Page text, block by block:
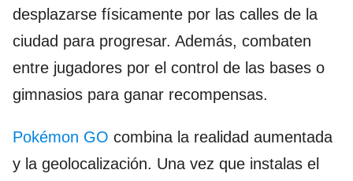
desplazarse físicamente por las calles de la
ciudad para progresar. Además, combaten
entre jugadores por el control de las bases o
gimnasios para ganar recompensas.
Pokémon GO combina la realidad aumentada
y la geolocalización. Una vez que instalas el